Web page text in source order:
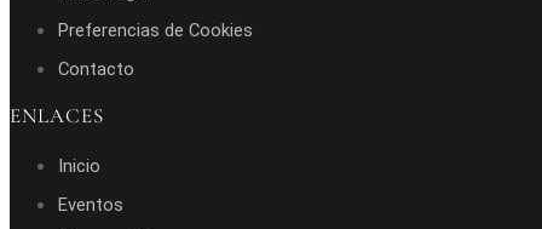
Preferencias de Cookies
Contacto
ENLACES
Inicio
Eventos